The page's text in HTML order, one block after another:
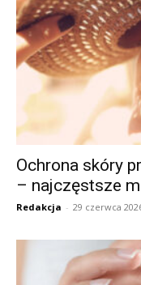
Ochrona skóry
– najczęstsze
Redakcja - 29 czerwca